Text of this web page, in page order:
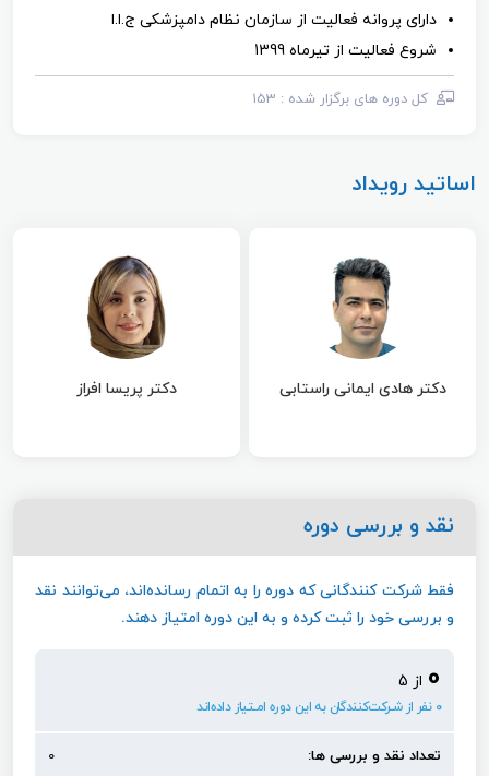
دارای پروانه فعالیت از سازمان نظام دامپزشکی ج.ا.ا
شروع فعالیت از تیرماه 1399
کل دوره ‌های برگزار شده : 153
اساتید رویداد
دکتر هادی ایمانی راستابی
متخصص جراحی دامپزشکی
و عضو هیئت علمی دانشگاه
شهید چمران اهواز
دکتر پریسا افراز
بورد تخصصی بیهوشی و
مراقبت‌های ویژه دامپزشکی
از دانشگاه شیراز
نقد و بررسی دوره
فقط شرکت کنندگانی که دوره را به اتمام رسانده‌اند، می‌توانند نقد
و بررسی خود را ثبت کرده و به این دوره امتیاز دهند.
0 از 5
0 نفر از شـرکت‌کنندگان به این دوره امـتیاز داده‌اند
تعداد نقد و بررسی ها:
0